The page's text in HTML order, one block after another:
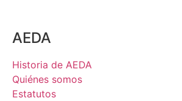
AEDA
Historia de AEDA
Quiénes somos
Estatutos